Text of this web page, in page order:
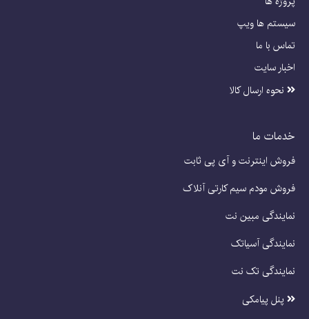
سیستم ها ویپ
تماس با ما
اخبار سایت
نحوه ارسال کالا
خدمات ما
فروش اینترنت و آی پی ثابت
فروش مودم سیم کارتی آنلاک
نمایندگی مبین نت
نمایندگی آسیاتک
نمایندگی تک نت
پنل پیامکی